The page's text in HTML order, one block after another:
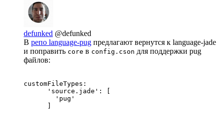
defunked @defunked
В репо language-pug предлагают вернутся к language-jade
и поправить core в config.cson для поддержки pug
файлов:
customFileTypes:
      'source.jade': [
        'pug'